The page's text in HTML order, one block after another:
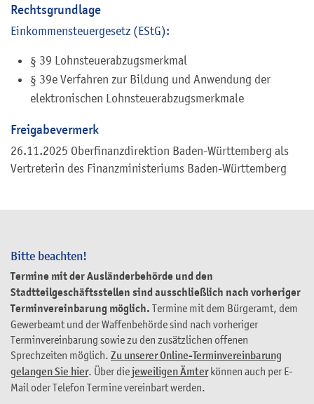
Bitte beachten!
Termine mit der Ausländerbehörde und den
Stadtteilgeschäftsstellen sind ausschließlich nach vorheriger
Terminvereinbarung möglich. Termine mit dem Bürgeramt, dem
Gewerbeamt und der Waffenbehörde sind nach vorheriger
Terminvereinbarung sowie zu den zusätzlichen offenen
Sprechzeiten möglich. Zu unserer Online-Terminvereinbarung
gelangen Sie hier. Über diejeweiligen Ämterkönnen auch per E-
Mail oder Telefon Termine vereinbart werden.
Rechtsgrundlage
Einkommensteuergesetz (EStG):
§ 39 Lohnsteuerabzugsmerkmal
§ 39e Verfahren zur Bildung und Anwendung der
elektronischen Lohnsteuerabzugsmerkmale
Freigabevermerk
26.11.2025 Oberfinanzdirektion Baden-Württemberg als
Vertreterin des Finanzministeriums Baden-Württemberg